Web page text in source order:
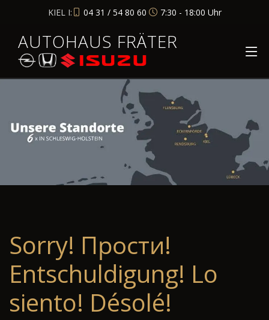
KIEL I: 04 31 / 54 80 60 7:30 - 18:00 Uhr
AUTOHAUS FRÄTER
Sorry! Прости!
Entschuldigung! Lo
siento! Désolé!